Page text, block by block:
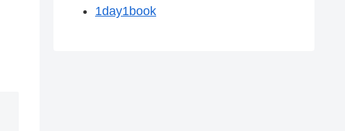
1day1book